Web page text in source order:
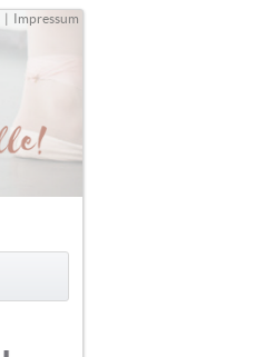
| Impressum